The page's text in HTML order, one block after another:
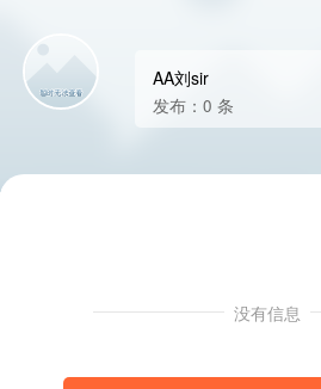
AA刘sir
发布：0 条
没有信息